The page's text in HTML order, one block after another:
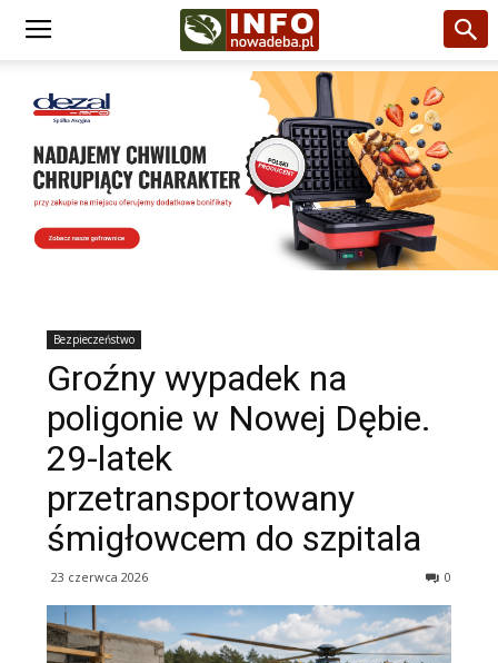
Bezpieczeństwo
Groźny wypadek na
poligonie w Nowej Dębie.
29-latek
przetransportowany
śmigłowcem do szpitala
23 czerwca 2026 0